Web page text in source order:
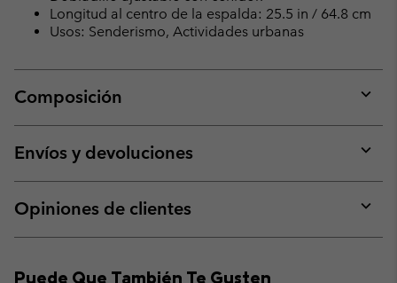
Longitud al centro de la espalda: 25.5 in / 64.8 cm
Usos: Senderismo, Actividades urbanas
Composición
or
Envíos y devoluciones
or
Opiniones de clientes
or
Puede Que También Te Gusten